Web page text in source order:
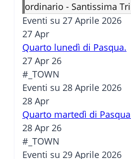
ordinario - Santissima
Eventi su 27 Aprile 2026
27 Apr
Quarto lunedì di Pasqua.
27 Apr 26
#_TOWN
Eventi su 28 Aprile 2026
28 Apr
Quarto martedì di
28 Apr 26
#_TOWN
Eventi su 29 Aprile 2026